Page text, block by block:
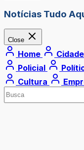
Notícias Tudo
Close
Home Cidade
Policial
Cultura